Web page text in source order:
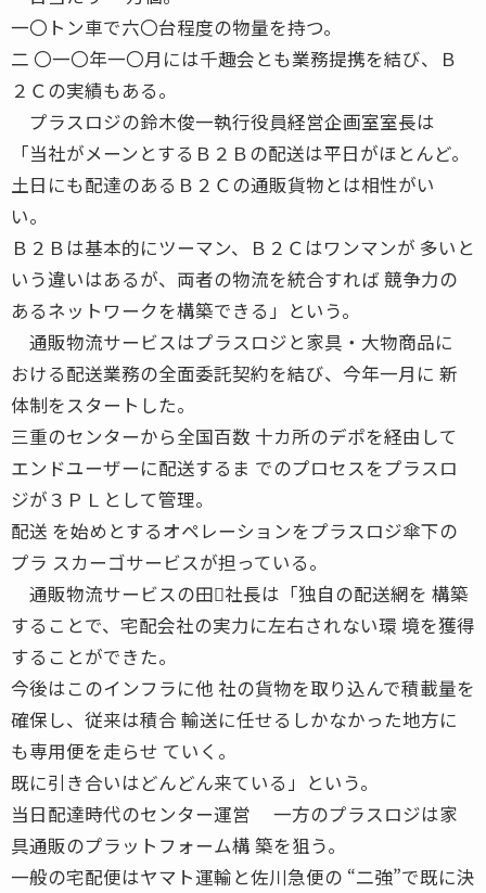
一〇トン車で六〇台程度の物量を持つ。
二 〇一〇年一〇月には千趣会とも業務提携を結び、Ｂ
２Ｃの実績もある。
プラスロジの鈴木俊一執行役員経営企画室室長は
「当社がメーンとするＢ２Ｂの配送は平日がほとんど。
土日にも配達のあるＢ２Ｃの通販貨物とは相性がい
い。
Ｂ２Ｂは基本的にツーマン、Ｂ２Ｃはワンマンが 多いと
いう違いはあるが、両者の物流を統合すれば 競争力の
あるネットワークを構築できる」という。
通販物流サービスはプラスロジと家具・大物商品に
おける配送業務の全面委託契約を結び、今年一月に 新
体制をスタートした。
三重のセンターから全国百数 十カ所のデポを経由して
エンドユーザーに配送するま でのプロセスをプラスロ
ジが３ＰＬとして管理。
配送 を始めとするオペレーションをプラスロジ傘下の
プラ スカーゴサービスが担っている。
通販物流サービスの田社長は「独自の配送網を 構築
することで、宅配会社の実力に左右されない環 境を獲得
することができた。
今後はこのインフラに他 社の貨物を取り込んで積載量を
確保し、従来は積合 輸送に任せるしかなかった地方に
も専用便を走らせ ていく。
既に引き合いはどんどん来ている」という。
当日配達時代のセンター運営 一方のプラスロジは家
具通販のプラットフォーム構 築を狙う。
一般の宅配便はヤマト運輸と佐川急便の “二強”で既に決